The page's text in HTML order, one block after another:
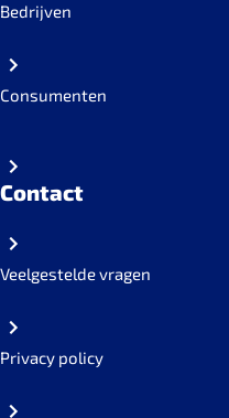
Bedrijven
Consumenten
Contact
Veelgestelde vragen
Privacy policy